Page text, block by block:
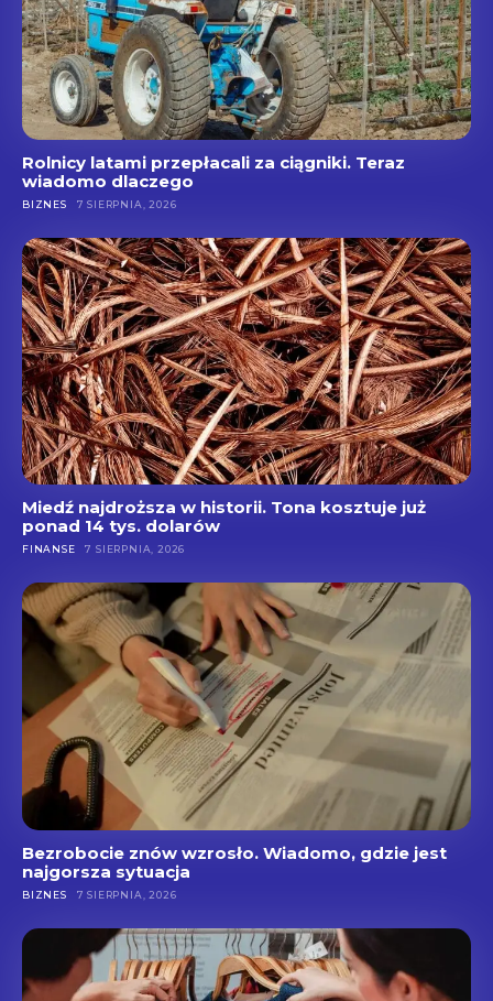
Rolnicy latami przepłacali za ciągniki. Teraz
wiadomo dlaczego
BIZNES 7 SIERPNIA, 2026
Miedź najdroższa w historii. Tona kosztuje już
ponad 14 tys. dolarów
FINANSE 7 SIERPNIA, 2026
Bezrobocie znów wzrosło. Wiadomo, gdzie jest
najgorsza sytuacja
BIZNES 7 SIERPNIA, 2026